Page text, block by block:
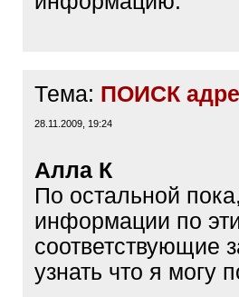
Тема: ПОИСК
28.11.2009, 19:24
Алла К
По остальной
информации по
соответствующие
узнать что я могу